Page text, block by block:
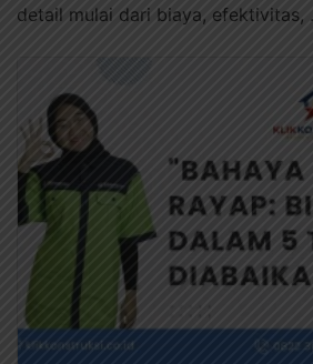
detail mulai dari biaya, efektivitas,